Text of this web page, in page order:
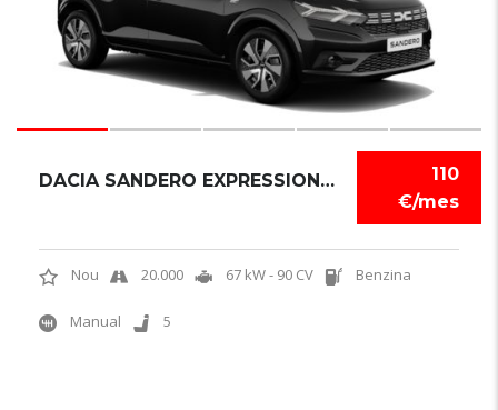
110
€/mes
DACIA SANDERO EXPRESSION TCE
Nou 20.000 67 kW - 90 CV Benzina
Manual 5